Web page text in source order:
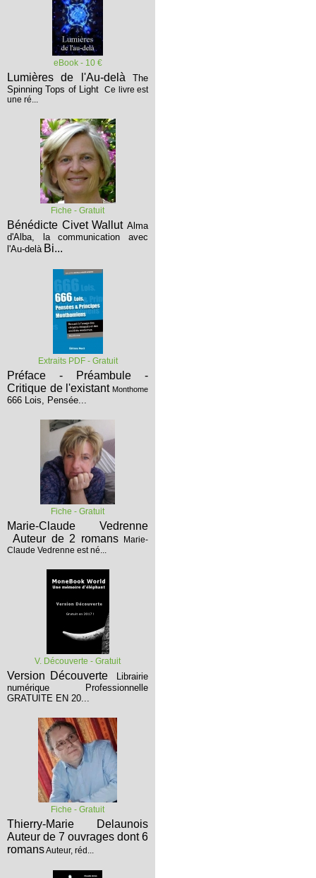
eBook - 10 €
Lumières de l'Au-delà The
Spinning Tops of Light Ce livre est
une ré...
Fiche - Gratuit
Bénédicte Civet Wallut Alma
d'Alba, la communication avec
l'Au-delà Bi...
Extraits PDF - Gratuit
Préface - Préambule -
Critique de l'existant Monthome
666 Lois, Pensée...
Fiche - Gratuit
Marie-Claude Vedrenne
Auteur de 2 romans
Marie-
Claude Vedrenne est né...
V. Découverte - Gratuit
Version Découverte
Librairie
numérique Professionnelle
GRATUITE EN 20...
Fiche - Gratuit
Thierry-Marie Delaunois
Auteur de 7 ouvrages dont 6
romansAuteur, réd...